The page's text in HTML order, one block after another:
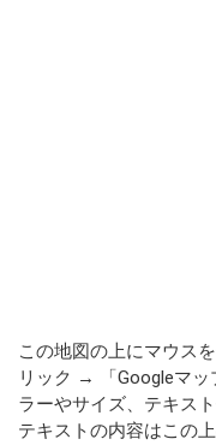
この地図の上にマウス
リック → 「Googleマッ
ラーやサイズ、テキス
テキストの内容はこの